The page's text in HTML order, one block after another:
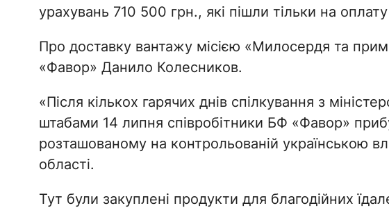
урахувань 710 500 грн., які пішли тільки на
Про доставку вантажу місією «Милосердя та
«Фавор» Данило Колесников.
«Після кількох гарячих днів спілкування з
штабами 14 липня співробітники БФ «Фавор»
розташованому на контрольованій українською
області.
Тут були закуплені продукти для благодійних